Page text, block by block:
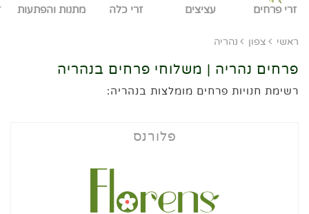
זרי פרחים עציצים זרי כלה מתנות והפתעות
ראשי צפון נהריה
פרחים נהריה | משלוחי פרחים בנהריה
רשימת חנויות פרחים מומלצות בנהריה:
פלורנס